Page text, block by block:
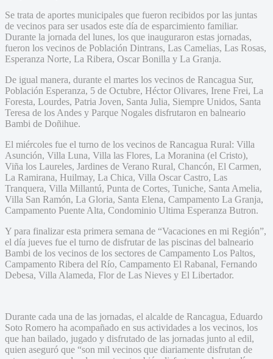
Se trata de aportes municipales que fueron recibidos por las juntas
de vecinos para ser usados este día de esparcimiento familiar.
Durante la jornada del lunes, los que inauguraron estas jornadas,
fueron los vecinos de Población Dintrans, Las Camelias, Las Rosas,
Esperanza Norte, La Ribera, Oscar Bonilla y La Granja.
De igual manera, durante el martes los vecinos de Rancagua Sur,
Población Esperanza, 5 de Octubre, Héctor Olivares, Irene Frei, La
Foresta, Lourdes, Patria Joven, Santa Julia, Siempre Unidos, Santa
Teresa de los Andes y Parque Nogales disfrutaron en balneario
Bambi de Doñihue.
El miércoles fue el turno de los vecinos de Rancagua Rural: Villa
Asunción, Villa Luna, Villa las Flores, La Moranina (el Cristo),
Viña los Laureles, Jardines de Verano Rural, Chancón, El Carmen,
La Ramirana, Huilmay, La Chica, Villa Oscar Castro, Las
Tranquera, Villa Millantú, Punta de Cortes, Tuniche, Santa Amelia,
Villa San Ramón, La Gloria, Santa Elena, Campamento La Granja,
Campamento Puente Alta, Condominio Ultima Esperanza Butron.
Y para finalizar esta primera semana de “Vacaciones en mi Región”,
el día jueves fue el turno de disfrutar de las piscinas del balneario
Bambi de los vecinos de los sectores de Campamento Los Paltos,
Campamento Ribera del Río, Campamento El Rabanal, Fernando
Debesa, Villa Alameda, Flor de Las Nieves y El Libertador.
Durante cada una de las jornadas, el alcalde de Rancagua, Eduardo
Soto Romero ha acompañado en sus actividades a los vecinos, los
que han bailado, jugado y disfrutado de las jornadas junto al edil,
quien aseguró que “son mil vecinos que diariamente disfrutan de